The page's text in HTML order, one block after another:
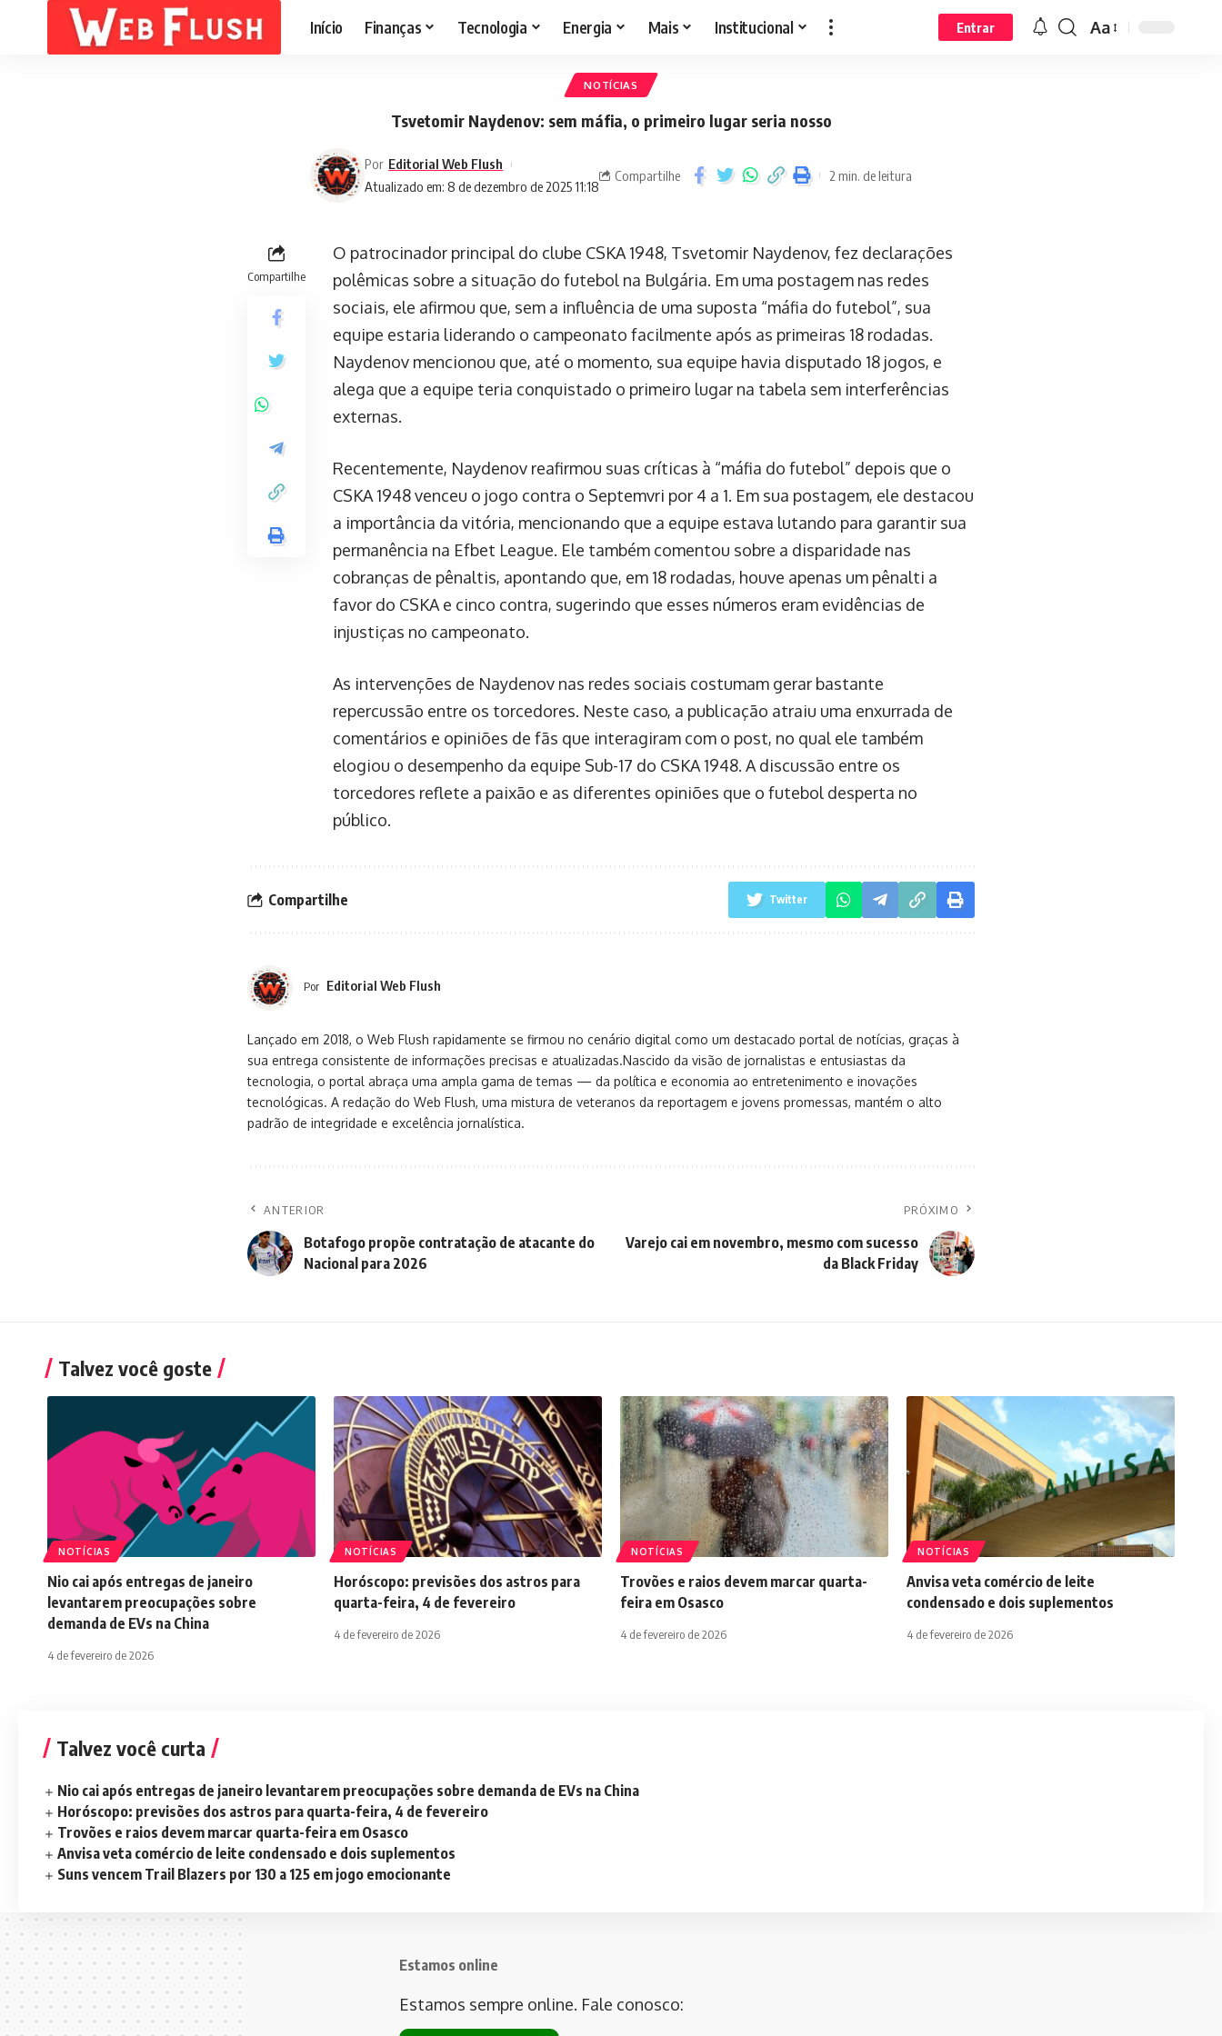
Início Finanças Tecnologia Energia Mais Institucional Entrar Aa
NOTÍCIAS
Tsvetomir Naydenov: sem máfia, o primeiro lugar seria nosso
Atualizado em: 8 de dezembro de 2025 11:18
Por Editorial Web Flush
Compartilhe 2 min. de leitura
Compartilhe
O patrocinador principal do clube CSKA 1948, Tsvetomir Naydenov, fez declarações
polêmicas sobre a situação do futebol na Bulgária. Em uma postagem nas redes
sociais, ele afirmou que, sem a influência de uma suposta “máfia do futebol”, sua
equipe estaria liderando o campeonato facilmente após as primeiras 18 rodadas.
Naydenov mencionou que, até o momento, sua equipe havia disputado 18 jogos, e
alega que a equipe teria conquistado o primeiro lugar na tabela sem interferências
externas.
Recentemente, Naydenov reafirmou suas críticas à “máfia do futebol” depois que o
CSKA 1948 venceu o jogo contra o Septemvri por 4 a 1. Em sua postagem, ele destacou
a importância da vitória, mencionando que a equipe estava lutando para garantir sua
permanência na Efbet League. Ele também comentou sobre a disparidade nas
cobranças de pênaltis, apontando que, em 18 rodadas, houve apenas um pênalti a
favor do CSKA e cinco contra, sugerindo que esses números eram evidências de
injustiças no campeonato.
As intervenções de Naydenov nas redes sociais costumam gerar bastante
repercussão entre os torcedores. Neste caso, a publicação atraiu uma enxurrada de
comentários e opiniões de fãs que interagiram com o post, no qual ele também
elogiou o desempenho da equipe Sub-17 do CSKA 1948. A discussão entre os
torcedores reflete a paixão e as diferentes opiniões que o futebol desperta no
público.
Compartilhe Twitter
Por Editorial Web Flush
Lançado em 2018, o Web Flush rapidamente se firmou no cenário digital como um destacado portal de notícias, graças à
sua entrega consistente de informações precisas e atualizadas.Nascido da visão de jornalistas e entusiastas da
tecnologia, o portal abraça uma ampla gama de temas — da política e economia ao entretenimento e inovações
tecnológicas. A redação do Web Flush, uma mistura de veteranos da reportagem e jovens promessas, mantém o alto
padrão de integridade e excelência jornalística.
ANTERIOR
Botafogo propõe contratação de atacante do
Nacional para 2026
PRÓXIMO
Varejo cai em novembro, mesmo com sucesso
da Black Friday
Talvez você goste
NOTÍCIAS
Nio cai após entregas de janeiro
levantarem preocupações sobre
demanda de EVs na China
4 de fevereiro de 2026
NOTÍCIAS
Horóscopo: previsões dos astros para
quarta-feira, 4 de fevereiro
4 de fevereiro de 2026
NOTÍCIAS
Trovões e raios devem marcar quarta-
feira em Osasco
4 de fevereiro de 2026
NOTÍCIAS
Anvisa veta comércio de leite
condensado e dois suplementos
4 de fevereiro de 2026
Talvez você curta
Nio cai após entregas de janeiro levantarem preocupações sobre demanda de EVs na China
Horóscopo: previsões dos astros para quarta-feira, 4 de fevereiro
Trovões e raios devem marcar quarta-feira em Osasco
Anvisa veta comércio de leite condensado e dois suplementos
Suns vencem Trail Blazers por 130 a 125 em jogo emocionante
Estamos online
Estamos sempre online. Fale conosco: